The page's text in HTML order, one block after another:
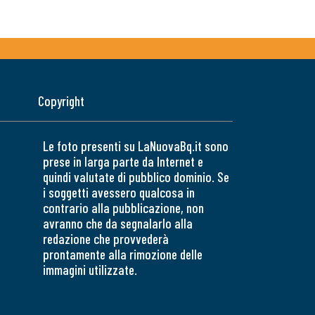
Copyright
Le foto presenti su LaNuovaBq.it sono
prese in larga parte da Internet e
quindi valutate di pubblico dominio. Se
i soggetti avessero qualcosa in
contrario alla pubblicazione, non
avranno che da segnalarlo alla
redazione che provvederà
prontamente alla rimozione delle
immagini utilizzate.